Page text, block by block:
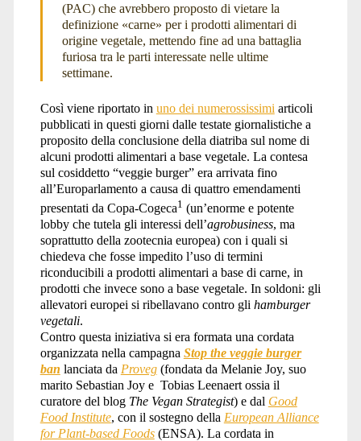
(PAC) che avrebbero proposto di vietare la
definizione «carne» per i prodotti alimentari di
origine vegetale, mettendo fine ad una battaglia
furiosa tra le parti interessate nelle ultime
settimane.
Così viene riportato in uno dei numerossissimi articoli
pubblicati in questi giorni dalle testate giornalistiche a
proposito della conclusione della diatriba sul nome di
alcuni prodotti alimentari a base vegetale. La contesa
sul cosiddetto “veggie burger” era arrivata fino
all’Europarlamento a causa di quattro emendamenti
presentati da Copa-Cogeca1 (un’enorme e potente
lobby che tutela gli interessi dell’agrobusiness, ma
soprattutto della zootecnia europea) con i quali si
chiedeva che fosse impedito l’uso di termini
riconducibili a prodotti alimentari a base di carne, in
prodotti che invece sono a base vegetale. In soldoni: gli
allevatori europei si ribellavano contro gli hamburger
vegetali.
Contro questa iniziativa si era formata una cordata
organizzata nella campagna Stop the veggie burger
ban lanciata da Proveg(fondata da Melanie Joy, suo
marito Sebastian Joy e Tobias Leenaert ossia il
curatore del blog The Vegan Strategist) e dal Good
Food Institute, con il sostegno della European Alliance
for Plant-based Foods(ENSA). La cordata in